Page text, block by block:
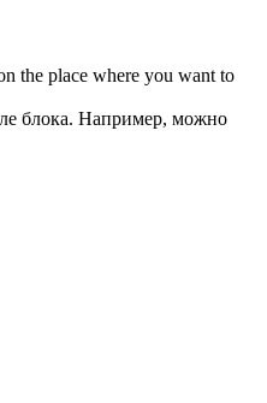
the place where you want to
блока. Например, можно